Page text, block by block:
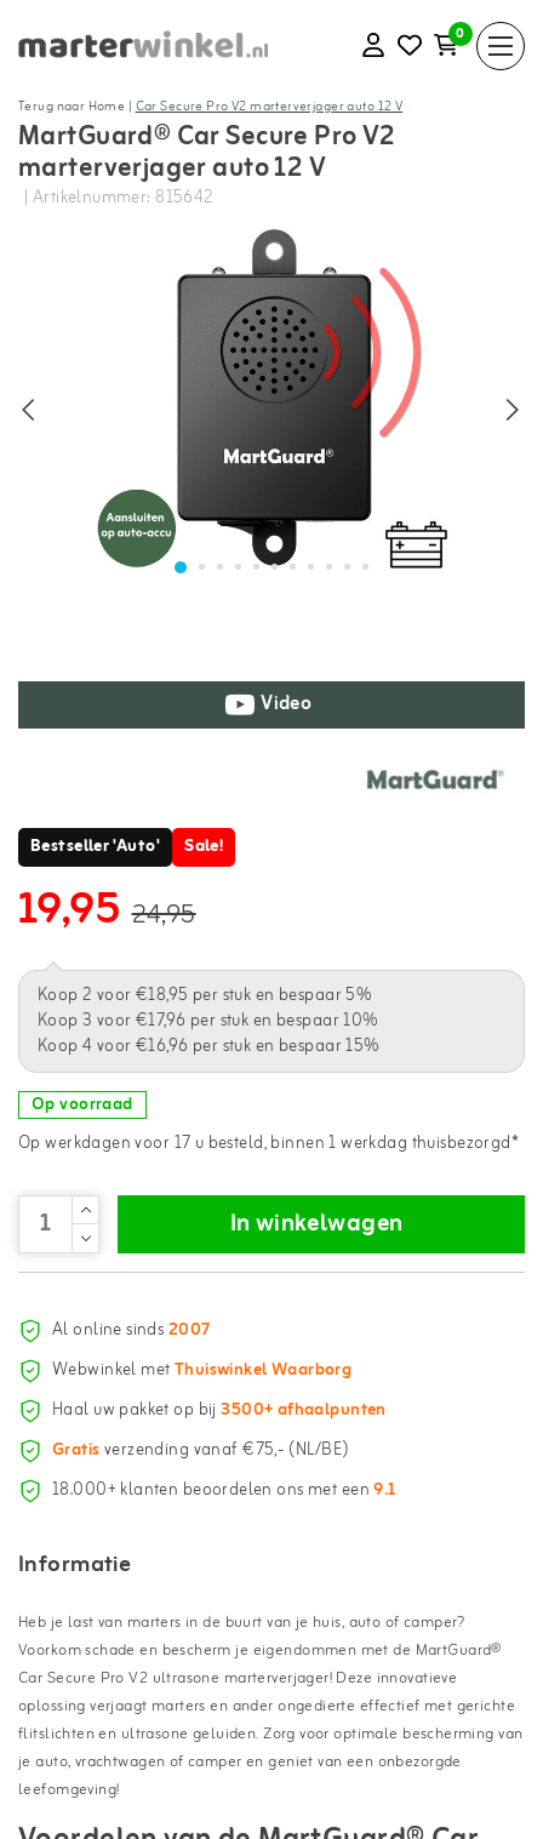
0
Terug naar Home |Car Secure Pro V2 marterverjager auto 12 V
MartGuard® Car Secure Pro V2
marterverjager auto 12 V
| Artikelnummer: 815642
Video
Bestseller 'Auto' Sale!
19,95 24,95
Koop 2 voor €18,95 per stuk en bespaar 5%
Koop 3 voor €17,96 per stuk en bespaar 10%
Koop 4 voor €16,96 per stuk en bespaar 15%
Op voorraad
Op werkdagen voor 17 u besteld, binnen 1 werkdag thuisbezorgd*
In winkelwagen
Al online sinds2007
Webwinkel metThuiswinkel Waarborg
Haal uw pakket op bij3500+ afhaalpunten
Gratisverzending vanaf €75,- (NL/BE)
18.000+ klanten beoordelen ons met een9.1
Informatie
Heb je last van marters in de buurt van je huis, auto of camper?
Voorkom schade en bescherm je eigendommen met de MartGuard®
Car Secure Pro V2 ultrasone marterverjager! Deze innovatieve
oplossing verjaagt marters en ander ongedierte effectief met gerichte
flitslichten en ultrasone geluiden. Zorg voor optimale bescherming van
je auto, vrachtwagen of camper en geniet van een onbezorgde
leefomgeving!